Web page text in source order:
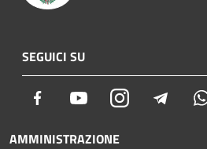
SEGUICI SU
Facebook YoutubeInstagram
AMMINISTRAZIONE